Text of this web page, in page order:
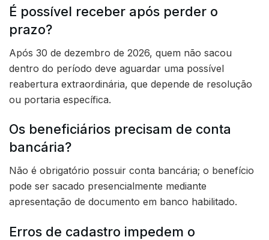
É possível receber após perder o
prazo?
Após 30 de dezembro de 2026, quem não sacou
dentro do período deve aguardar uma possível
reabertura extraordinária, que depende de resolução
ou portaria específica.
Os beneficiários precisam de conta
bancária?
Não é obrigatório possuir conta bancária; o benefício
pode ser sacado presencialmente mediante
apresentação de documento em banco habilitado.
Erros de cadastro impedem o